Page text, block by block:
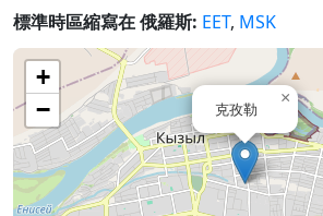
標準時區縮寫在 俄羅斯: EET, MSK
克孜勒
×
+
−